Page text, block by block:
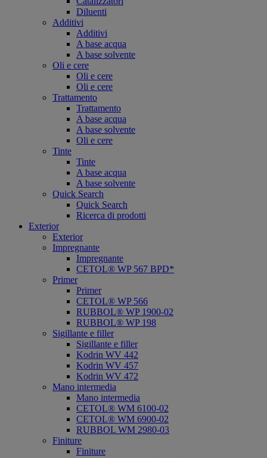
Diluenti
Additivi
Additivi
A base acqua
A base solvente
Oli e cere
Oli e cere
Oli e cere
Trattamento
Trattamento
A base acqua
A base solvente
Oli e cere
Tinte
Tinte
A base acqua
A base solvente
Quick Search
Quick Search
Ricerca di prodotti
Exterior
Exterior
Impregnante
Impregnante
CETOL® WP 567 BPD*
Primer
Primer
CETOL® WP 566
RUBBOL® WP 1900-02
RUBBOL® WP 198
Sigillante e filler
Sigillante e filler
Kodrin WV 442
Kodrin WV 457
Kodrin WV 472
Mano intermedia
Mano intermedia
CETOL® WM 6100-02
CETOL® WM 6900-02
RUBBOL WM 2980-03
Finiture
Finiture